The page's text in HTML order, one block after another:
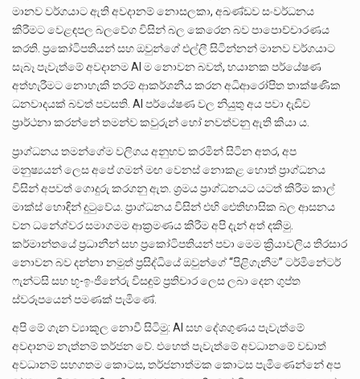
මානව වර්ගයාට ඇති අවදානම් නොසලකා, අඛණ්ඩව සංවර්ධනය
කිරීමට වෙළඳපල බලවේග විසින් බල කෙරෙන බව පාපොච්චාරණය
කරති. ප්‍රකෝටිපතියන් සහ ඔවුන්ගේ එල්ලී සිටින්නන් මානව වර්ගයාට
සැබෑ පැවැත්මේ අවදානම AI ම නොවන බවත්, භයානක පර්යේෂණ
අත්හැරීමට නොහැකි තරම් ආකර්ශනීය කරන අධිආරෝපිත තාක්ෂණික
ධනවාදයක් බවත් පවසති. AI පර්යේෂණ වල නියුතු අය පවා දැඩිව
ප්‍රාර්ථනා කරන්නේ තමන්ව කවුරුන් හෝ නවත්වනු ඇති කියා ය.
ප්‍රාග්ධනය තමන්ගේම වලිගය අනුභව කරමින් සිටින අතර, අප
මනුෂ්‍යයන් ලෙස අපේ ගමන් මඟ වෙනස් නොකළ හොත් ප්‍රාග්ධනය
විසින් අපවත් ගොදුරු කරගනු ඇත. ශ්‍රමය ප්‍රාග්ධනයට යටත් කිරීම කාල්
මාක්ස් හොඳින් දුටුවේය. ප්‍රාග්ධනය විසින් එහි ඓතිහාසික බල ආසනය
වන ධනේශ්වර සමාගමම ආක්‍රමණය කිරීම අපි දැන් අත්‍ දකිමු.
කර්මාන්තයේ ප්‍රධානීන් සහ ප්‍රකෝටිපතියන් පවා මෙම ක්‍රියාවලිය තිරසාර
නොවන බව දන්නා නමුත් ප්‍රසිද්ධියේ ඔවුන්ගේ “පිළිගැනීම” ටර්මිනේටර්
ෆැන්ටසි සහ භූ-ඉංජිනේරු විසඳුම් ප්‍රතිචාර ලෙස ලබා දෙන ගුප්ත
ස්වරූපයෙන් පමණක් පැමිණේ.
අපි මේ ගැන ව්‍යාකූල නොවී සිටිමු: AI සහ දේශගුණය පැවැත්මේ
අවදානම නැත්නම් තර්ජන වේ. එහෙත් පැවැත්මේ අවධානමේ වඩාත්
අවධානම් සහගතම කොටස, තර්ජනාත්මක කොටස පැමිණෙන්නේ අප